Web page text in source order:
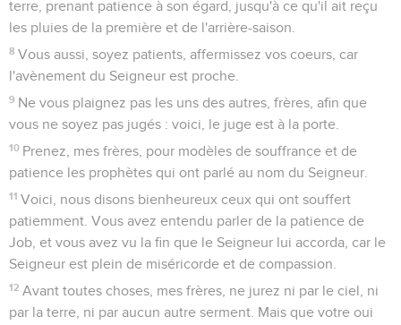
terre, prenant patience à son égard, jusqu'à ce qu'il ait reçu
les pluies de la première et de l'arrière-saison.
8 Vous aussi, soyez patients, affermissez vos coeurs, car
l'avènement du Seigneur est proche.
9 Ne vous plaignez pas les uns des autres, frères, afin que
vous ne soyez pas jugés : voici, le juge est à la porte.
10 Prenez, mes frères, pour modèles de souffrance et de
patience les prophètes qui ont parlé au nom du Seigneur.
11 Voici, nous disons bienheureux ceux qui ont souffert
patiemment. Vous avez entendu parler de la patience de
Job, et vous avez vu la fin que le Seigneur lui accorda, car le
Seigneur est plein de miséricorde et de compassion.
12 Avant toutes choses, mes frères, ne jurez ni par le ciel, ni
par la terre, ni par aucun autre serment. Mais que votre oui